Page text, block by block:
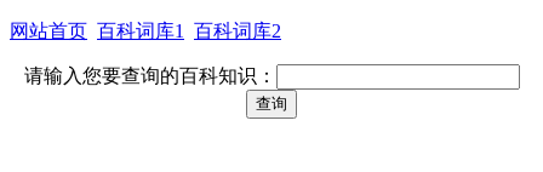
网站首页 百科词库1 百科词库2
请输入您要查询的百科知识：